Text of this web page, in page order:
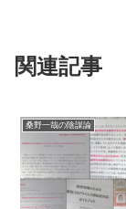
関連記事
桑野一哉の陰謀論